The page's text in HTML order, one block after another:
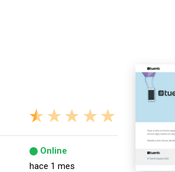
Online
hace 1 mes